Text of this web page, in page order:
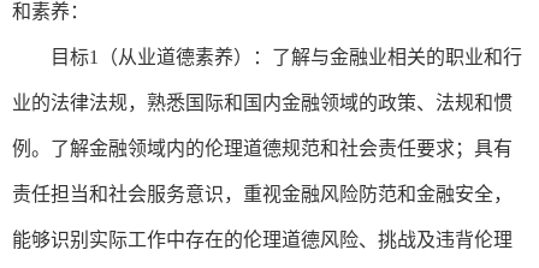
和素养：
目标1（从业道德素养）：了解与金融业相关的职业和行
业的法律法规，熟悉国际和国内金融领域的政策、法规和惯
例。了解金融领域内的伦理道德规范和社会责任要求；具有
责任担当和社会服务意识，重视金融风险防范和金融安全，
能够识别实际工作中存在的伦理道德风险、挑战及违背伦理